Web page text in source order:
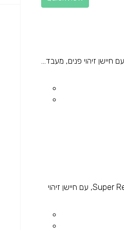
iPhone 14 Pro Max העוצמתי מבית Apple, בעל מסך 6.7 אינטש Super Retina XDR OLED, עם חיישן זיהוי